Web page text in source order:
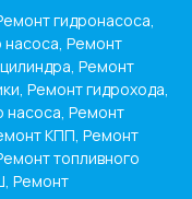
гидронасоса,
Ремонт
Ремонт
Ремонт гидрохода,
насоса, Ремонт
КПП, Ремонт
топливного
Ремонт